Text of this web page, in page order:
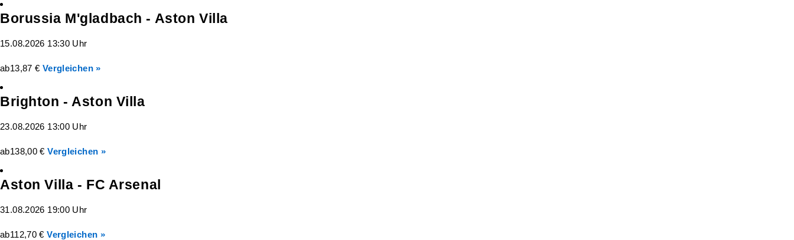
Borussia M'gladbach - Aston Villa
15.08.2026 13:30 Uhr
ab13,87 € Vergleichen »
Brighton - Aston Villa
23.08.2026 13:00 Uhr
ab138,00 €Vergleichen »
Aston Villa - FC Arsenal
31.08.2026 19:00 Uhr
ab112,70 €Vergleichen »